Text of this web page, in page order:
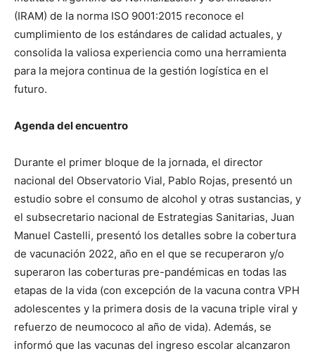
(IRAM) de la norma ISO 9001:2015 reconoce el
cumplimiento de los estándares de calidad actuales, y
consolida la valiosa experiencia como una herramienta
para la mejora continua de la gestión logística en el
futuro.
Agenda del encuentro
Durante el primer bloque de la jornada, el director
nacional del Observatorio Vial, Pablo Rojas, presentó un
estudio sobre el consumo de alcohol y otras sustancias, y
el subsecretario nacional de Estrategias Sanitarias, Juan
Manuel Castelli, presentó los detalles sobre la cobertura
de vacunación 2022, año en el que se recuperaron y/o
superaron las coberturas pre-pandémicas en todas las
etapas de la vida (con excepción de la vacuna contra VPH
adolescentes y la primera dosis de la vacuna triple viral y
refuerzo de neumococo al año de vida). Además, se
informó que las vacunas del ingreso escolar alcanzaron